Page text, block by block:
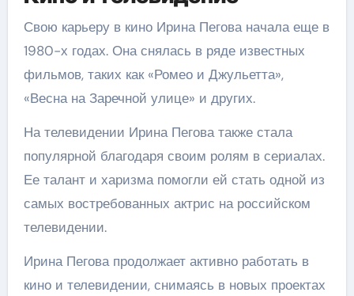
Свою карьеру в кино Ирина Пегова начала еще в
1980-х годах. Она снялась в ряде известных
фильмов, таких как «Ромео и Джульетта»,
«Весна на Заречной улице» и других.
На телевидении Ирина Пегова также стала
популярной благодаря своим ролям в сериалах.
Ее талант и харизма помогли ей стать одной из
самых востребованных актрис на российском
телевидении.
Ирина Пегова продолжает активно работать в
кино и телевидении, снимаясь в новых проектах